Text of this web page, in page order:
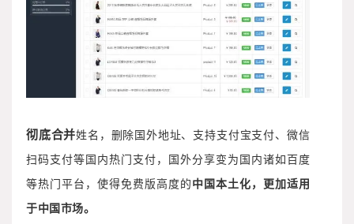
彻底合并姓名，删除国外地址、支持支付宝支付、微信
扫码支付等国内热门支付，国外分享变为国内诸如百度
等热门平台，使得免费版高度的中国本土化， 更加适用
于中国市场。